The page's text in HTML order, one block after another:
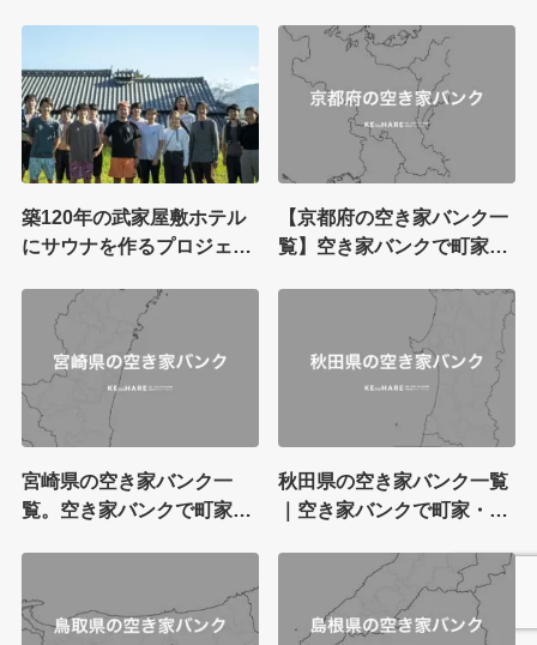
民家宿
の複合施設。水の都・島原
の「湧き水と共にある暮ら
し」を知る拠点に
築120年の武家屋敷ホテル
にサウナを作るプロジェク
ライ・サウナ”通称「ササ
サ」。鹿児島大学×クマタ
イチ氏がタッグ
【京都府の空き家バンク一
覧】空き家バンクで町家・
宮崎県の空き家バンク一
覧。空き家バンクで町家・
秋田県の空き家バンク一覧
｜空き家バンクで町家・古